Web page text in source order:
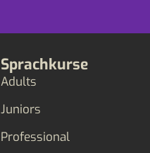
Sprachkurse
Adults
Juniors
Professional